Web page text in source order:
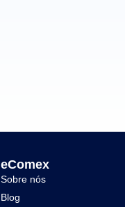
eComex
Sobre nós
Blog